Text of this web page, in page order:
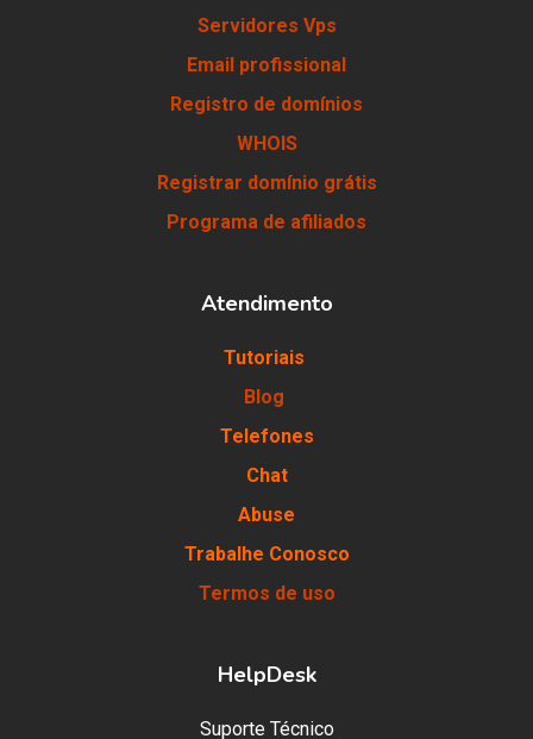
Servidores Vps
Email profissional
Registro de domínios
WHOIS
Registrar domínio grátis
Programa de afiliados
Atendimento
Tutoriais
Blog
Telefones
Chat
Abuse
Trabalhe Conosco
Termos de uso
HelpDesk
Suporte Técnico